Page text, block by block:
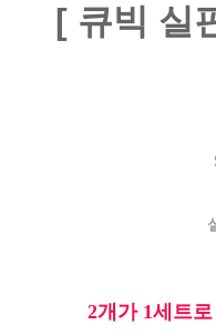
[ 큐빅 실
2개가 1세트